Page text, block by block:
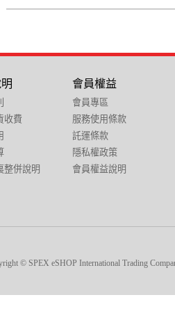
收費
整併說明
會員權益
會員專區
服務使用條款
託運條款
隱私權政策
會員權益說明
© SPEX eSHOP International Trading